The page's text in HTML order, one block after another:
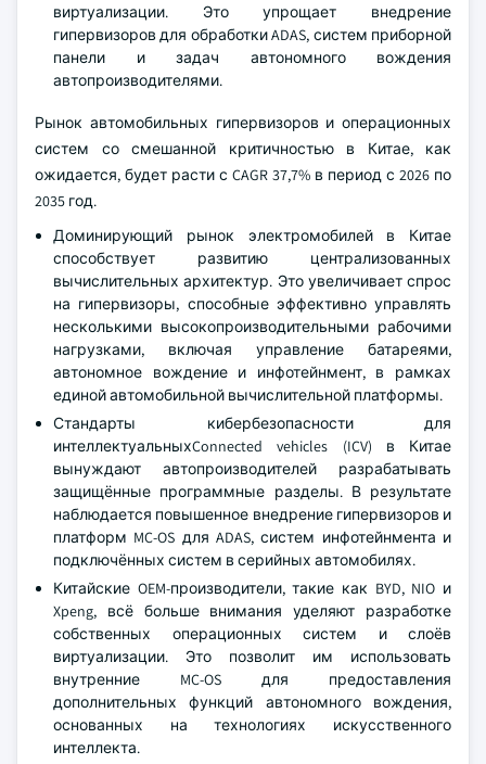
виртуализации. Это упрощает внедрение
гипервизоров для обработки ADAS, систем приборной
панели и задач автономного вождения
автопроизводителями.
Рынок автомобильных гипервизоров и операционных
систем со смешанной критичностью в Китае, как
ожидается, будет расти с CAGR 37,7% в период с 2026 по
2035 год.
Доминирующий рынок электромобилей в Китае
способствует развитию централизованных
вычислительных архитектур. Это увеличивает спрос
на гипервизоры, способные эффективно управлять
несколькими высокопроизводительными рабочими
нагрузками, включая управление батареями,
автономное вождение и инфотейнмент, в рамках
единой автомобильной вычислительной платформы.
Стандарты кибербезопасности для
интеллектуальныхConnected vehicles (ICV) в Китае
вынуждают автопроизводителей разрабатывать
защищённые программные разделы. В результате
наблюдается повышенное внедрение гипервизоров и
платформ MC-OS для ADAS, систем инфотейнмента и
подключённых систем в серийных автомобилях.
Китайские OEM-производители, такие как BYD, NIO и
Xpeng, всё больше внимания уделяют разработке
собственных операционных систем и слоёв
виртуализации. Это позволит им использовать
внутренние MC-OS для предоставления
дополнительных функций автономного вождения,
основанных на технологиях искусственного
интеллекта.